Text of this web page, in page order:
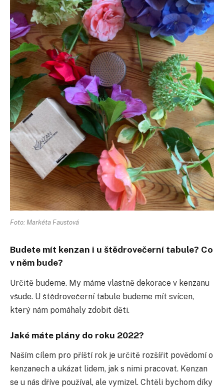
Foto: Markéta Faustová
Budete mít kenzan i u štědrovečerní tabule? Co
v něm bude?
Určitě budeme. My máme vlastně dekorace v kenzanu
všude. U štědrovečerní tabule budeme mít svícen,
který nám pomáhaly zdobit děti.
Jaké máte plány do roku 2022?
Naším cílem pro příští rok je určitě rozšířit povědomí o
kenzanech a ukázat lidem, jak s nimi pracovat. Kenzan
se u nás dříve používal, ale vymizel. Chtěli bychom díky